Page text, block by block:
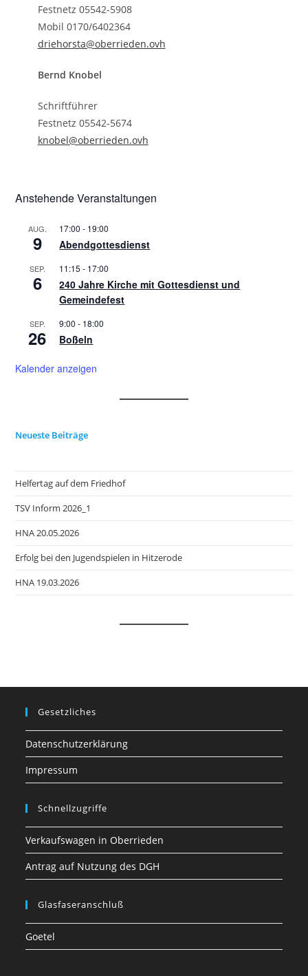
Festnetz 05542-5908
Mobil 0170/6402364
driehorsta@oberrieden.ovh
Bernd Knobel
Schriftführer
Festnetz 05542-5674
knobel@oberrieden.ovh
Anstehende Veranstaltungen
AUG.
9
17:00 - 19:00
Abendgottesdienst
SEP.
6
11:15 - 17:00
240 Jahre Kirche mit Gottesdienst und
Gemeindefest
SEP.
26
9:00 - 18:00
Boßeln
Kalender anzeigen
Neueste Beiträge
Helfertag auf dem Friedhof
TSV Inform 2026_1
HNA 20.05.2026
Erfolg bei den Jugendspielen in Hitzerode
HNA 19.03.2026
Gesetzliches
Datenschutzerklärung
Impressum
Schnellzugriffe
Verkaufswagen in Oberrieden
Antrag auf Nutzung des DGH
Glasfaseranschluß
Goetel